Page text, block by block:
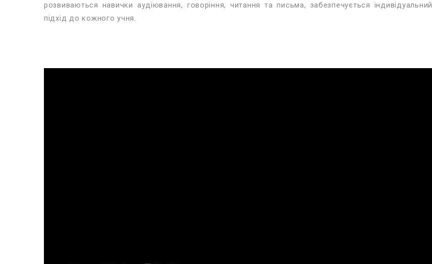
розвиваються навички аудіювання, говоріння, читання та письма, забезпечується індивідуальний
підхід до кожного учня.